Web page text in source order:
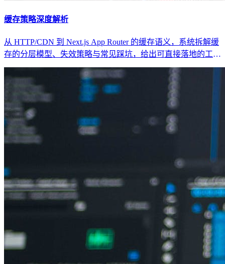
缓存策略深度解析
从 HTTP/CDN 到 Next.js App Router 的缓存语义，系统拆解缓
存的分层模型、失效策略与常见踩坑，给出可直接落地的工程
化方案与检查清单。